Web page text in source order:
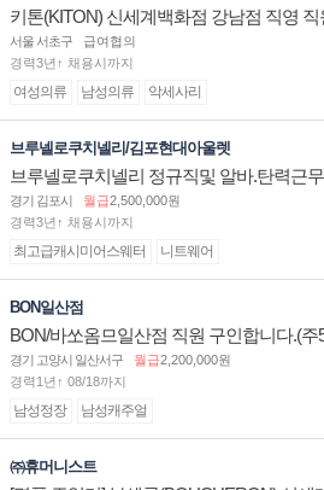
키톤(KITON) 신세계백화점 강남점 직영 직
서울 서초구
급여협의
경력3년↑ 채용시까지
여성의류 남성의류 악세사리
브루넬로쿠치넬리/김포현대아울렛
브루넬로쿠치넬리 정규직및 알바.탄력근
경기 김포시 월급2,500,000원
경력3년↑ 채용시까지
최고급캐시미어스웨터 니트웨어
BON일산점
BON/바쏘옴므일산점 직원 구인합니다.(
경기 고양시 일산서구 월급2,200,000원
경력1년↑ 08/18까지
남성정장 남성캐주얼
㈜휴머니스트